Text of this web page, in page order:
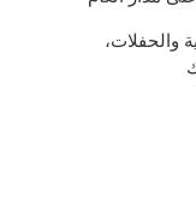
والحفلات،